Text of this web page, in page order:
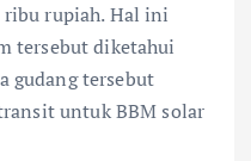
ribu rupiah. Hal ini
tersebut diketahui
gudang tersebut
untuk BBM solar